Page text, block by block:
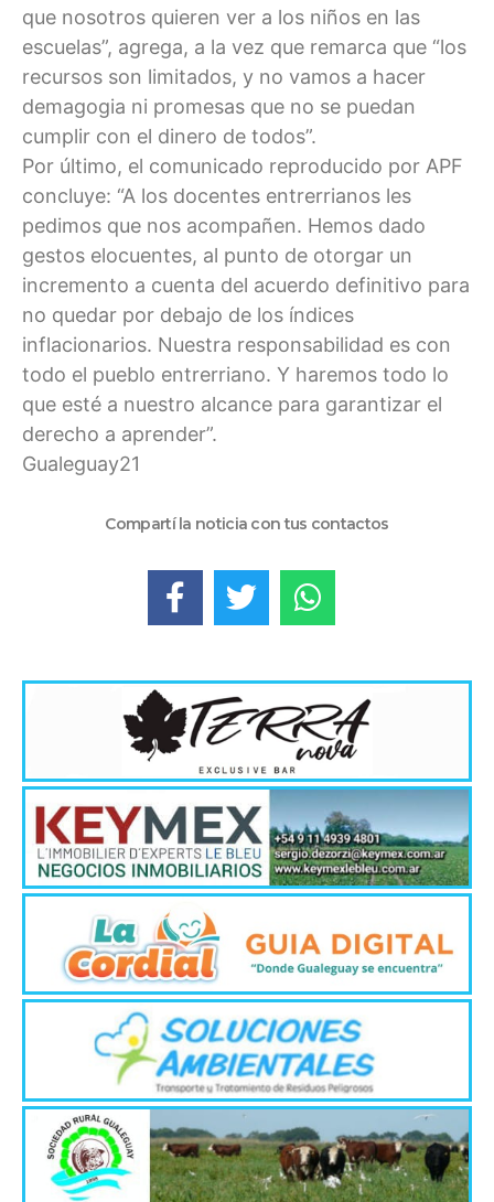
que nosotros quieren ver a los niños en las
escuelas”, agrega, a la vez que remarca que “los
recursos son limitados, y no vamos a hacer
demagogia ni promesas que no se puedan
cumplir con el dinero de todos”.
Por último, el comunicado reproducido por APF
concluye: “A los docentes entrerrianos les
pedimos que nos acompañen. Hemos dado
gestos elocuentes, al punto de otorgar un
incremento a cuenta del acuerdo definitivo para
no quedar por debajo de los índices
inflacionarios. Nuestra responsabilidad es con
todo el pueblo entrerriano. Y haremos todo lo
que esté a nuestro alcance para garantizar el
derecho a aprender”.
Gualeguay21
Compartí la noticia con tus contactos